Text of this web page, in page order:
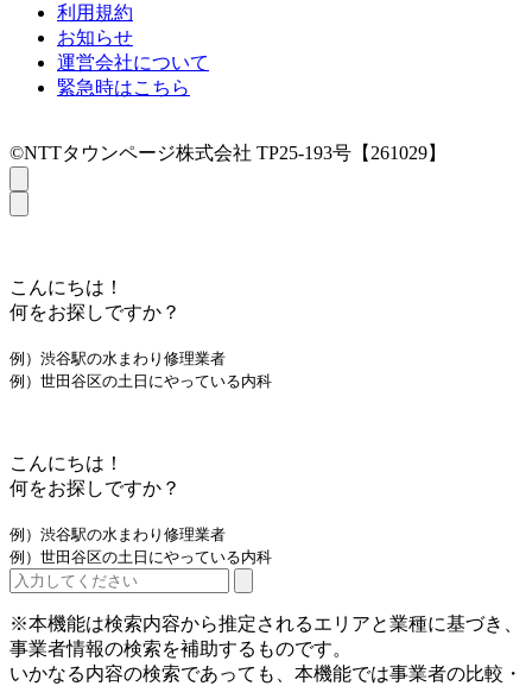
利用規約
お知らせ
運営会社について
緊急時はこちら
©NTTタウンページ株式会社 TP25-193号【261029】
こんにちは！
何をお探しですか？
例）渋谷駅の水まわり修理業者
例）世田谷区の土日にやっている内科
こんにちは！
何をお探しですか？
例）渋谷駅の水まわり修理業者
例）世田谷区の土日にやっている内科
※本機能は検索内容から推定されるエリアと業種に基づき、
事業者情報の検索を補助するものです。
いかなる内容の検索であっても、本機能では事業者の比較・